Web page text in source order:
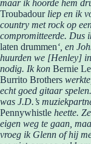
maar ik hoorde hem
Troubadour liep en ik
country met rock op
compromitteerde. Dus
laten drummen‘, en
huurden we [Henley]
nodig. Ik kon Bernie
Burrito Brothers
echt goed gitaar
was J.D.’s
Pennywhistle heette.
eigen weg te gaan,
vroeg ik Glenn of hij